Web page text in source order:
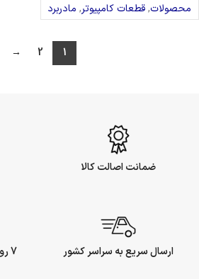
محصولات,قطعات کامپیوتر, مادربرد
1
2
→
ضمانت اصالت کالا
ارسال سریع به سراسر کشور 7 روز ضمانت بازگشت وجه